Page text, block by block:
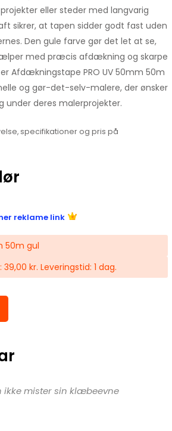
eller steder med langvarig
sikrer, at tapen sidder godt fast uden
Den gule farve gør det let at se,
med præcis afdækning og skarpe
Afdækningstape PRO UV 50mm 50m
og gør-det-selv-malere, der ønsker
deres malerprojekter.
specifikationer og pris på
reklame link
50m gul
39,00 kr. Leveringstid: 1 dag.
ikke mister sin klæbeevne